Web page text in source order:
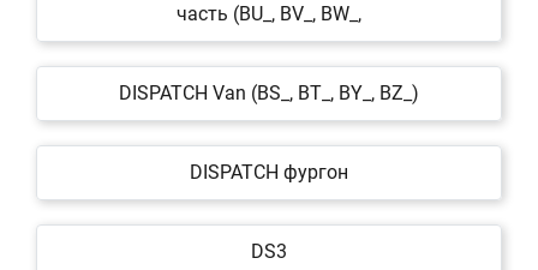
часть (BU_, BV_, BW_,
DISPATCH Van (BS_, BT_, BY_, BZ_)
DISPATCH фургон
DS3